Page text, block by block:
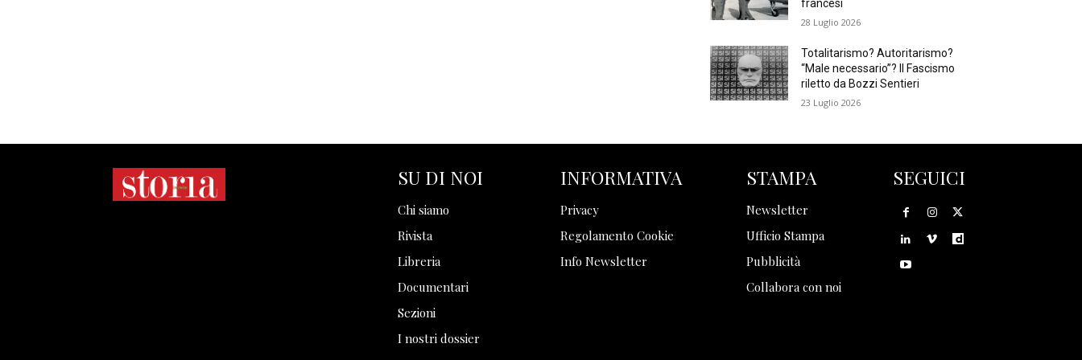
francesi
28 Luglio 2026
Totalitarismo? Autoritarismo?
“Male necessario”? Il Fascismo
riletto da Bozzi Sentieri
23 Luglio 2026
SU DI NOI
Chi siamo
Rivista
Libreria
Documentari
Sezioni
I nostri dossier
INFORMATIVA
Privacy
Regolamento Cookie
Info Newsletter
STAMPA
Newsletter
Ufficio Stampa
Pubblicità
Collabora con noi
SEGUICI